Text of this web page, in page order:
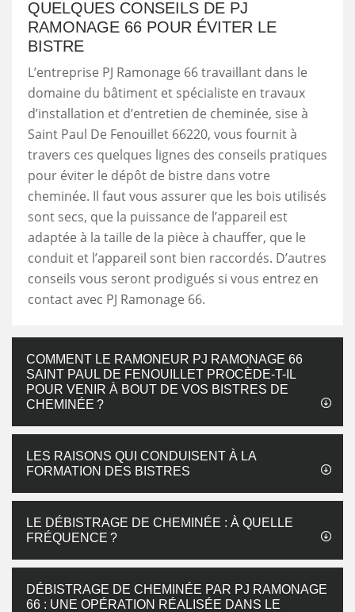
QUELQUES CONSEILS DE PJ
RAMONAGE 66 POUR ÉVITER LE
BISTRE
L’entreprise PJ Ramonage 66 travaillant dans le
domaine du bâtiment et spécialiste en travaux
d’installation et d’entretien de cheminée, sise à
Saint Paul De Fenouillet 66220, vous fournit à
travers ces quelques lignes des conseils pratiques
pour éviter le dépôt de bistre dans votre
cheminée. Il faut vous assurer que les bois utilisés
sont secs, que la puissance de l’appareil est
adaptée à la taille de la pièce à chauffer, que le
conduit et l’appareil sont bien raccordés. D’autres
conseils vous seront prodigués si vous entrez en
contact avec PJ Ramonage 66.
COMMENT LE RAMONEUR PJ RAMONAGE 66
SAINT PAUL DE FENOUILLET PROCÈDE-T-IL
POUR VENIR À BOUT DE VOS BISTRES DE
CHEMINÉE ?
LES RAISONS QUI CONDUISENT À LA
FORMATION DES BISTRES
LE DÉBISTRAGE DE CHEMINÉE : À QUELLE
FRÉQUENCE ?
DÉBISTRAGE DE CHEMINÉE PAR PJ RAMONAGE
66 : UNE OPÉRATION RÉALISÉE DANS LE